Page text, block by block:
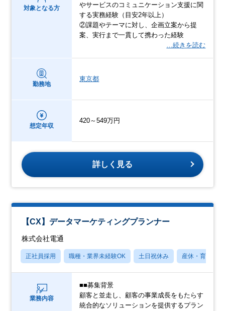
対象となる方
やサービスのコミュニケーション支援に関
する実務経験（目安2年以上）
②課題やテーマに対し、企画立案から提
案、実行まで一貫して携わった経験
…続きを読む
勤務地
東京都
想定年収
420～549万円
詳しく見る
【CX】データマーケティングプランナー
株式会社電通
正社員採用 職種・業界未経験OK 土日祝休み 産休・育休あり
業務内容
■■募集背景
顧客と並走し、顧客の事業成長をもたらす
統合的なソリューションを提供するプラン